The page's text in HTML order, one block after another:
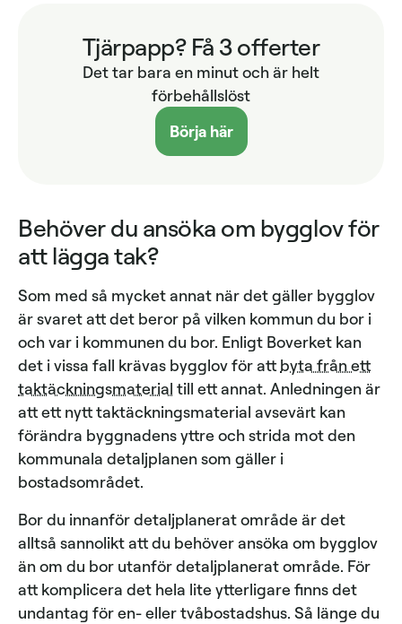
Tjärpapp? Få 3 offerter
Det tar bara en minut och är helt
förbehållslöst
Börja här
Behöver du ansöka om bygglov för
att lägga tak?
Som med så mycket annat när det gäller bygglov
är svaret att det beror på vilken kommun du bor i
och var i kommunen du bor. Enligt Boverket kan
det i vissa fall krävas bygglov för att byta från ett
taktäckningsmaterial till ett annat. Anledningen är
att ett nytt taktäckningsmaterial avsevärt kan
förändra byggnadens yttre och strida mot den
kommunala detaljplanen som gäller i
bostadsområdet.
Bor du innanför detaljplanerat område är det
alltså sannolikt att du behöver ansöka om bygglov
än om du bor utanför detaljplanerat område. För
att komplicera det hela lite ytterligare finns det
undantag för en- eller tvåbostadshus. Så länge du